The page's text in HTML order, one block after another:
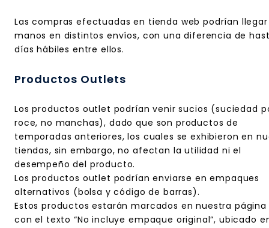
Las compras efectuadas en tienda web podrían
manos en distintos envíos, con una diferencia de
días hábiles entre ellos.
Productos Outlets
Los productos outlet podrían venir sucios (suciedad
roce, no manchas), dado que son productos de
temporadas anteriores, los cuales se exhibieron en
tiendas, sin embargo, no afectan la utilidad ni el
desempeño del producto.
Los productos outlet podrían enviarse en empaques
alternativos (bolsa y código de barras).
Estos productos estarán marcados en nuestra página
con el texto “No incluye empaque original”, ubicado